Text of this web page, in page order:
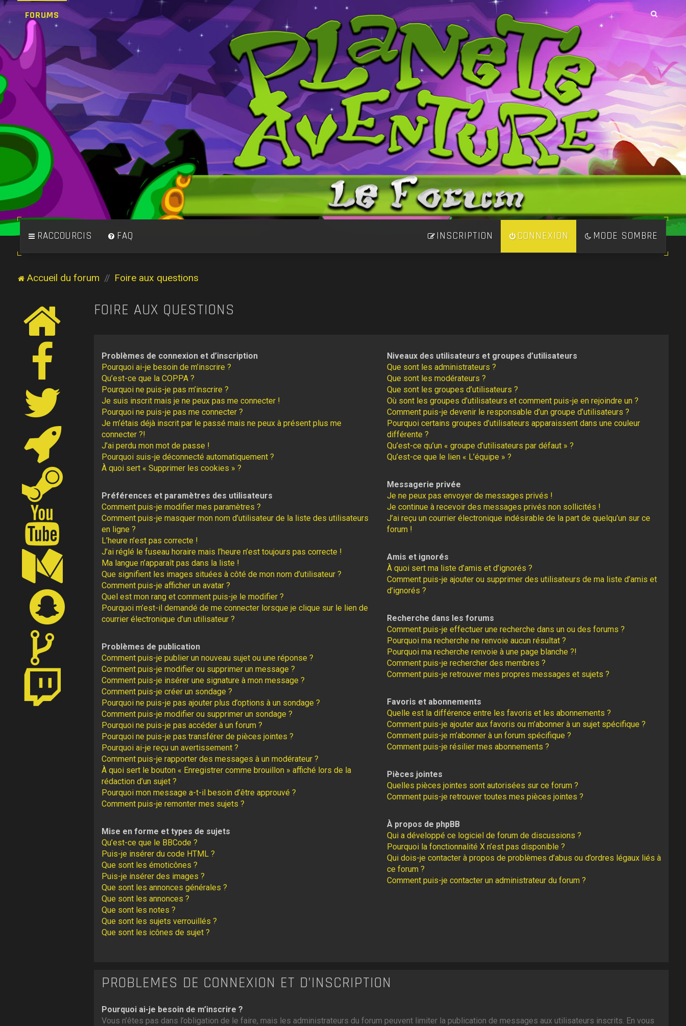
FORUMS
RACCOURCIS MODE SOMBRE
FAQ CONNEXION
INSCRIPTION
Accueil du forum Foire aux questions
FOIRE AUX QUESTIONS
Problèmes de connexion et d’inscription
Pourquoi ai-je besoin de m’inscrire ?
Qu’est-ce que la COPPA ?
Pourquoi ne puis-je pas m’inscrire ?
Je suis inscrit mais je ne peux pas me connecter !
Pourquoi ne puis-je pas me connecter ?
Je m’étais déjà inscrit par le passé mais ne peux à présent plus me
connecter ?!
J’ai perdu mon mot de passe !
Pourquoi suis-je déconnecté automatiquement ?
À quoi sert « Supprimer les cookies » ?
Préférences et paramètres des utilisateurs
Comment puis-je modifier mes paramètres ?
Comment puis-je masquer mon nom d’utilisateur de la liste des utilisateurs
en ligne ?
L’heure n’est pas correcte !
J’ai réglé le fuseau horaire mais l’heure n’est toujours pas correcte !
Ma langue n’apparaît pas dans la liste !
Que signifient les images situées à côté de mon nom d’utilisateur ?
Comment puis-je afficher un avatar ?
Quel est mon rang et comment puis-je le modifier ?
Pourquoi m’est-il demandé de me connecter lorsque je clique sur le lien de
courrier électronique d’un utilisateur ?
Problèmes de publication
Comment puis-je publier un nouveau sujet ou une réponse ?
Comment puis-je modifier ou supprimer un message ?
Comment puis-je insérer une signature à mon message ?
Comment puis-je créer un sondage ?
Pourquoi ne puis-je pas ajouter plus d’options à un sondage ?
Comment puis-je modifier ou supprimer un sondage ?
Pourquoi ne puis-je pas accéder à un forum ?
Pourquoi ne puis-je pas transférer de pièces jointes ?
Pourquoi ai-je reçu un avertissement ?
Comment puis-je rapporter des messages à un modérateur ?
À quoi sert le bouton « Enregistrer comme brouillon » affiché lors de la
rédaction d’un sujet ?
Pourquoi mon message a-t-il besoin d’être approuvé ?
Comment puis-je remonter mes sujets ?
Mise en forme et types de sujets
Qu’est-ce que le BBCode ?
Puis-je insérer du code HTML ?
Que sont les émoticônes ?
Puis-je insérer des images ?
Que sont les annonces générales ?
Que sont les annonces ?
Que sont les notes ?
Que sont les sujets verrouillés ?
Que sont les icônes de sujet ?
Niveaux des utilisateurs et groupes d’utilisateurs
Que sont les administrateurs ?
Que sont les modérateurs ?
Que sont les groupes d’utilisateurs ?
Où sont les groupes d’utilisateurs et comment puis-je en rejoindre un ?
Comment puis-je devenir le responsable d’un groupe d’utilisateurs ?
Pourquoi certains groupes d’utilisateurs apparaissent dans une couleur
différente ?
Qu’est-ce qu’un « groupe d’utilisateurs par défaut » ?
Qu’est-ce que le lien « L’équipe » ?
Messagerie privée
Je ne peux pas envoyer de messages privés !
Je continue à recevoir des messages privés non sollicités !
J’ai reçu un courrier électronique indésirable de la part de quelqu’un sur ce
forum !
Amis et ignorés
À quoi sert ma liste d’amis et d’ignorés ?
Comment puis-je ajouter ou supprimer des utilisateurs de ma liste d’amis et
d’ignorés ?
Recherche dans les forums
Comment puis-je effectuer une recherche dans un ou des forums ?
Pourquoi ma recherche ne renvoie aucun résultat ?
Pourquoi ma recherche renvoie à une page blanche ?!
Comment puis-je rechercher des membres ?
Comment puis-je retrouver mes propres messages et sujets ?
Favoris et abonnements
Quelle est la différence entre les favoris et les abonnements ?
Comment puis-je ajouter aux favoris ou m’abonner à un sujet spécifique ?
Comment puis-je m’abonner à un forum spécifique ?
Comment puis-je résilier mes abonnements ?
Pièces jointes
Quelles pièces jointes sont autorisées sur ce forum ?
Comment puis-je retrouver toutes mes pièces jointes ?
À propos de phpBB
Qui a développé ce logiciel de forum de discussions ?
Pourquoi la fonctionnalité X n’est pas disponible ?
Qui dois-je contacter à propos de problèmes d’abus ou d’ordres légaux liés à
ce forum ?
Comment puis-je contacter un administrateur du forum ?
PROBLÈMES DE CONNEXION ET D’INSCRIPTION
Pourquoi ai-je besoin de m’inscrire ?
Vous n’êtes pas dans l’obligation de le faire, mais les administrateurs du forum peuvent limiter la publication de messages aux utilisateurs inscrits. En vous